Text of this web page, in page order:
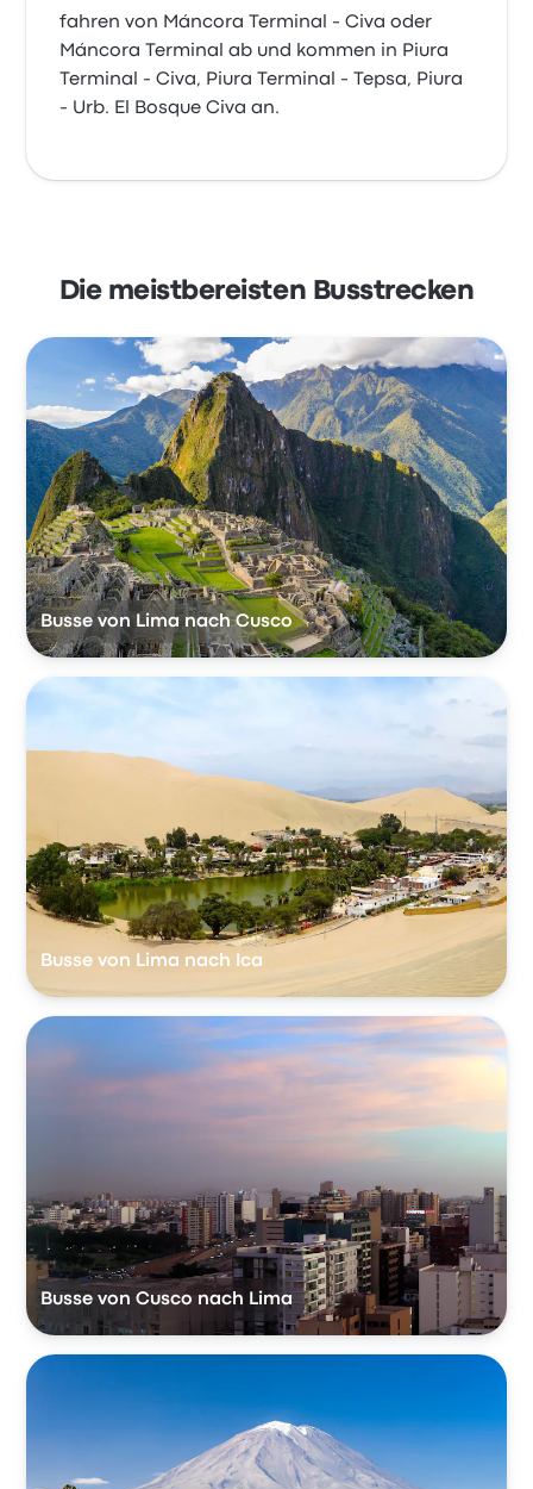
fahren von Máncora Terminal - Civa oder
Máncora Terminal ab und kommen in Piura
Terminal - Civa, Piura Terminal - Tepsa, Piura
- Urb. El Bosque Civa an.
Die meistbereisten Busstrecken
Busse von Lima nach Cusco
Busse von Lima nach Ica
Busse von Cusco nach Lima